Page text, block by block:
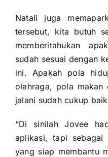
Natali juga
tersebut, kita butuh
memberitahukan
sudah sesuai dengan
ini. Apakah pola
olahraga, pola
jalani sudah cukup
“Di sinilah Jovee
aplikasi, tapi sebagai
yang siap membantu